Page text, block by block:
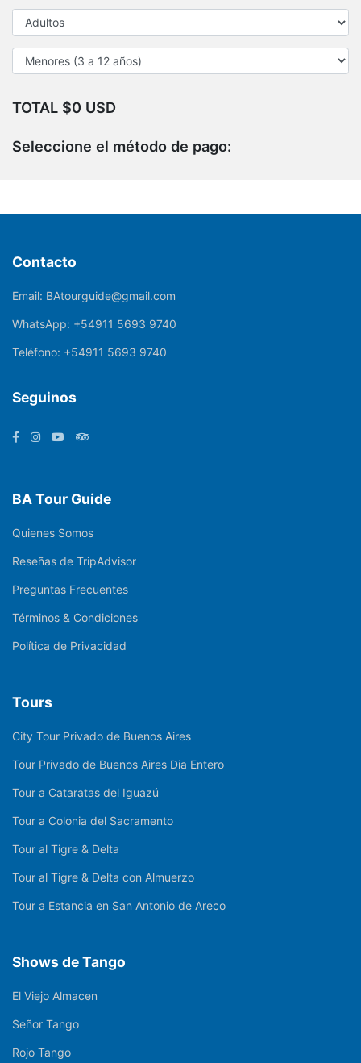
TOTAL $0 USD
Seleccione el método de pago:
Contacto
Email: BAtourguide@gmail.com
WhatsApp: +54911 5693 9740
Teléfono: +54911 5693 9740
Seguinos
BA Tour Guide
Quienes Somos
Reseñas de TripAdvisor
Preguntas Frecuentes
Términos & Condiciones
Política de Privacidad
Tours
City Tour Privado de Buenos Aires
Tour Privado de Buenos Aires Dia Entero
Tour a Cataratas del Iguazú
Tour a Colonia del Sacramento
Tour al Tigre & Delta
Tour al Tigre & Delta con Almuerzo
Tour a Estancia en San Antonio de Areco
Shows de Tango
El Viejo Almacen
Señor Tango
Rojo Tango